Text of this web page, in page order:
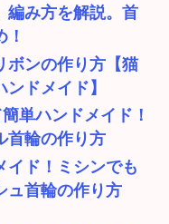
編み方を解説。首
ボンの作り方【猫
ドメイド】
単ハンドメイド！
首輪の作り方
イド！ミシンでも
ュ首輪の作り方